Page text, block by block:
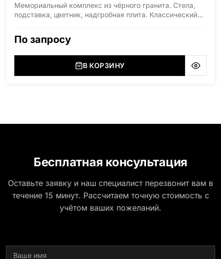
Мемориальный комплекс из чёрного гранита. Стела,
подставка, цветник, надгробная плита. Классический
По запросу
В КОРЗИНУ
Бесплатная консультация
Оставьте заявку и наш специалист перезвонит вам в
течение 15 минут. Рассчитаем точную стоимость с
учётом ваших пожеланий.